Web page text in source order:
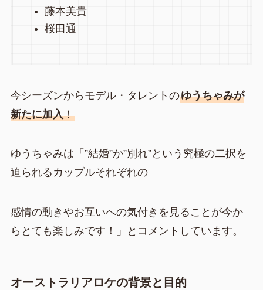
藤本美貴
桜田通
今シーズンからモデル・タレントのゆうちゃみが
新たに加入！
ゆうちゃみは「”結婚”か”別れ”という究極の二択を
迫られるカップルそれぞれの
感情の動きやお互いへの気付きを見ることが今か
らとても楽しみです！」とコメントしています。
オーストラリアロケの背景と目的